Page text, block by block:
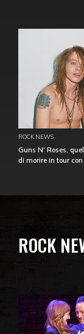
ROCK NEWS
Guns N' Roses,
di morire in tour
ROCK